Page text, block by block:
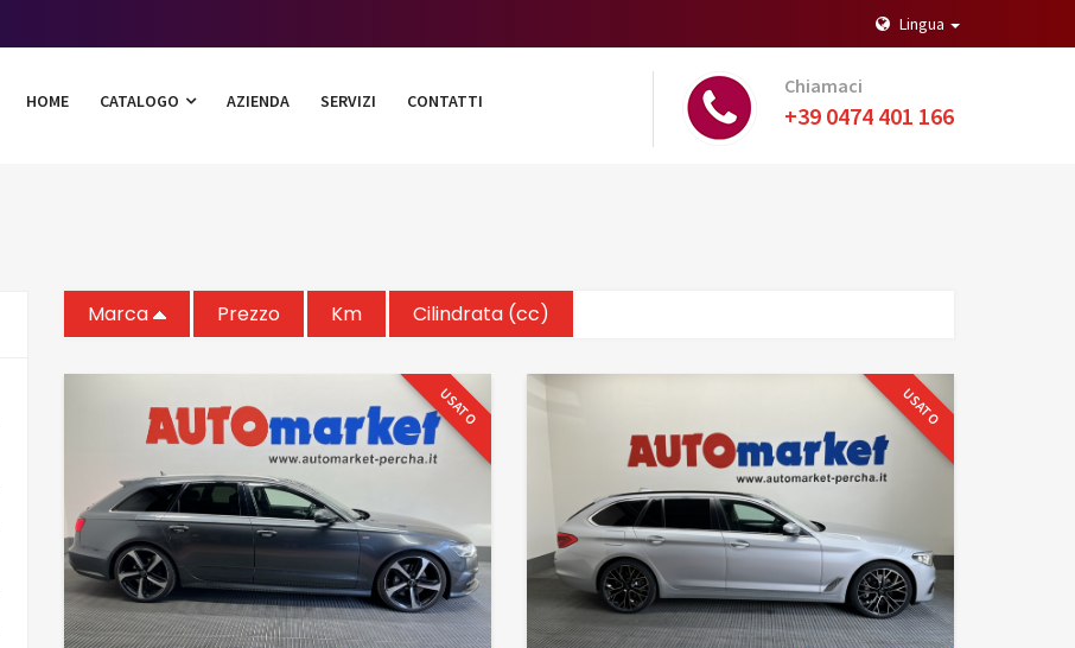
Lingua
HOME CATALOGO AZIENDA SERVIZI CONTATTI
Chiamaci
+39 0474 401 166
Marca Prezzo Km Cilindrata (cc)
USATO USATO